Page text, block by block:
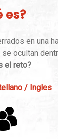
es?
en una
ocultan
el reto?
/ Ingles